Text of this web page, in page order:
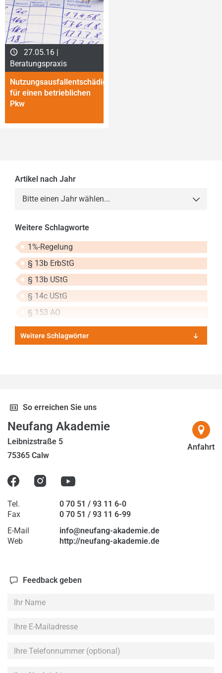
27.05.16 |
Beratungspraxis
Nutzungsausfallentschädigung
für einen betrieb­lichen
Pkw
Artikel nach Jahr
Bitte einen Jahr wählen...
2015
2016
2017
2018
2019
2020
2023
2024
2025
2026
Weitere Schlagworte
1%-Regelung
§ 13b ErbStG
§ 13b UStG
§ 14c UStG
§ 153 AO
Weitere Schlagwörter
Feedback geben
Ihr
Ihre
Mailadresse
Ihre
So erreichen Sie uns
Neufang Akademie
Leibnizstraße 5
75365 Calw
Anfahrt
Tel.
0 70 51 / 93 11 6-0
Fax
0 70 51 / 93 11 6-99
E-Mail
info@neufang-akademie.de
Web
http://neufang-akademie.de